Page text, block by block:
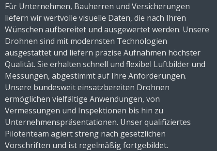
Für Unternehmen, Bauherren und Versicherungen
liefern wir wertvolle visuelle Daten, die nach Ihren
Wünschen aufbereitet und ausgewertet werden. Unsere
Drohnen sind mit modernsten Technologien
ausgestattet und liefern präzise Aufnahmen höchster
Qualität. Sie erhalten schnell und flexibel Luftbilder und
Messungen, abgestimmt auf Ihre Anforderungen.
Unsere bundesweit einsatzbereiten Drohnen
ermöglichen vielfältige Anwendungen, von
Vermessungen und Inspektionen bis hin zu
Unternehmenspräsentationen. Unser qualifiziertes
Pilotenteam agiert streng nach gesetzlichen
Vorschriften und ist regelmäßig fortgebildet.